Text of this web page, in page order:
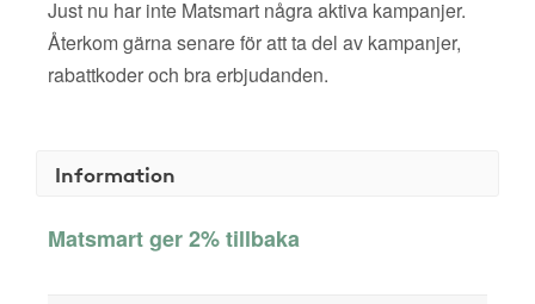
Just nu har inte Matsmart några aktiva kampanjer.
Återkom gärna senare för att ta del av kampanjer,
rabattkoder och bra erbjudanden.
Information
Matsmart ger 2% tillbaka